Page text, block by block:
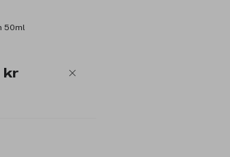
50ml
kr